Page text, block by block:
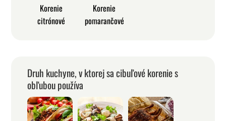
Korenie
citrónové
Korenie
pomarančové
Druh kuchyne, v ktorej sa cibuľové korenie s
obľubou používa